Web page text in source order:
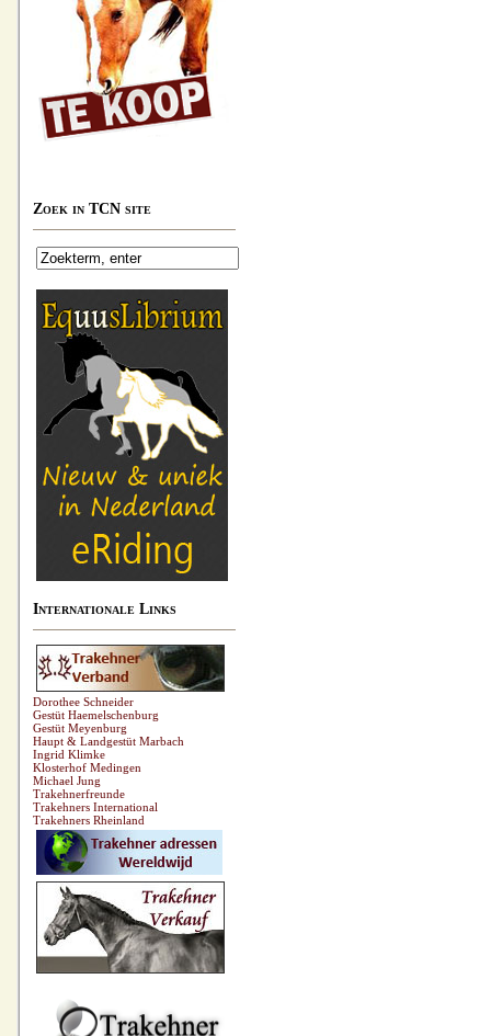
Zoek in TCN site
Internationale Links
Dorothee Schneider
Gestüt Haemelschenburg
Gestüt Meyenburg
Haupt & Landgestüt Marbach
Ingrid Klimke
Klosterhof Medingen
Michael Jung
Trakehnerfreunde
Trakehners International
Trakehners Rheinland